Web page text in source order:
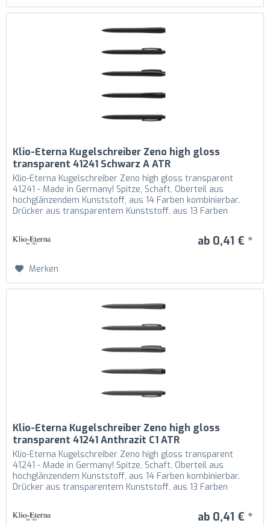
Klio-Eterna Kugelschreiber Zeno high gloss
transparent 41241 Schwarz A ATR
Klio-Eterna Kugelschreiber Zeno high gloss transparent
41241 - Made in Germany! Spitze, Schaft, Oberteil aus
hochglänzendem Kunststoff, aus 14 Farben kombinierbar.
Drücker aus transparentem Kunststoff, aus 13 Farben
ab 0,41 € *
Merken
Klio-Eterna Kugelschreiber Zeno high gloss
transparent 41241 Anthrazit C1 ATR
Klio-Eterna Kugelschreiber Zeno high gloss transparent
41241 - Made in Germany! Spitze, Schaft, Oberteil aus
hochglänzendem Kunststoff, aus 14 Farben kombinierbar.
Drücker aus transparentem Kunststoff, aus 13 Farben
ab 0,41 € *